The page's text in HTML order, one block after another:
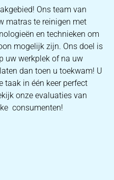
Ons team van
matras te reinigen met
en technieken om
mogelijk zijn. Ons doel is
uw werkplek of na uw
dan toen u toekwam! U
taak in één keer perfect
onze evaluaties van
consumenten!